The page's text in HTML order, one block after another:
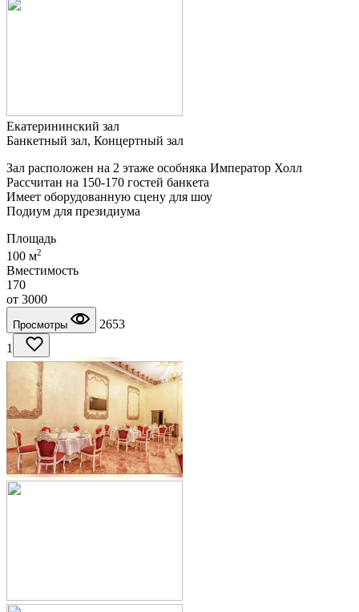
Екатерининский зал
Банкетный зал, Концертный зал
Зал расположен на 2 этаже особняка Император Холл
Рассчитан на 150-170 гостей банкета
Имеет оборудованную сцену для шоу
Подиум для президиума
Площадь
100 м2
Вместимость
170
от 3000
Просмотры
2653
1